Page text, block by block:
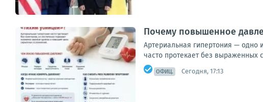
Почему повышенное
Артериальная гипертония — одно
часто протекает без
ОФИЦ. Сегодня, 17:13